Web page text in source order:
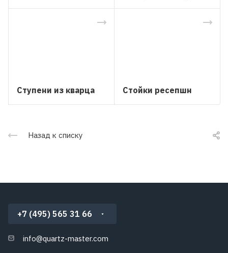
Ступени из кварца Стойки ресепшн
Назад к списку
+7 (495) 565 31 66
info@quartz-master.com